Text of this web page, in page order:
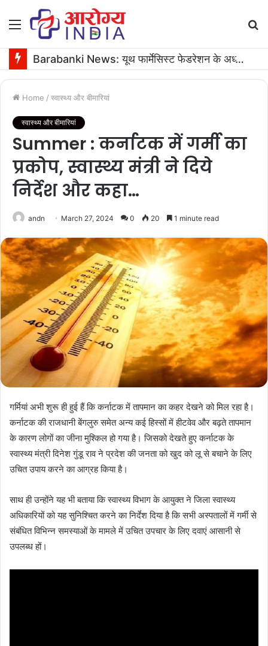
Menu
Barabanki News: यूथ फार्मेसिस्ट फेडरेशन के अध्यक्ष के जन्मदिन पर 16 यूनिट रक्तदान
Home / स्वास्थ्य और बीमारियां
स्वास्थ्य और बीमारियां
Summer : कर्नाटक में गर्मी का
प्रकोप, स्वास्थ्य मंत्री ने दिये
निर्देश और कहा…
andn March 27, 2024 0 20 1 minute read
गर्मियां अभी शुरू ही हुई हैं कि कर्नाटक में तापमान का कहर देखने को मिल रहा है।
कर्नाटक की राजधानी बेंगलुरु समेत अन्य कई हिस्सों में हीटवेव और बढ़ते तापमान
के कारण लोगों का जीना मुश्किल हो गया है। जिसको देखते हुए कर्नाटक के
स्वास्थ्य मंत्री दिनेश गुंडू राव ने प्रदेश की जनता को खुद को लू से बचाने के लिए
उचित उपाय करने का आग्रह किया है।
साथ ही उन्होंने यह भी बताया कि स्वास्थ्य विभाग के आयुक्त ने जिला स्वास्थ्य
अधिकारियों को यह सुनिश्चित करने का निर्देश दिया है कि सभी अस्पतालों में गर्मी से
संबंधित विभिन्न समस्याओं के मामले में उचित उपचार के लिए दवाएं आसानी से
उपलब्ध हों।